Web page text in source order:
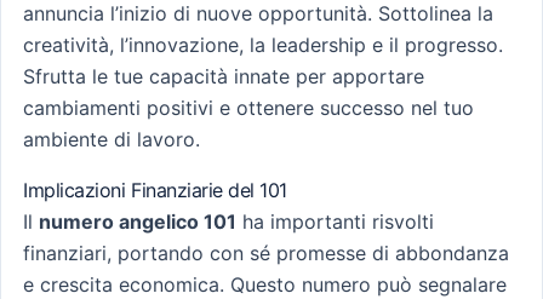
annuncia l’inizio di nuove opportunità. Sottolinea la
creatività, l’innovazione, la leadership e il progresso.
Sfrutta le tue capacità innate per apportare
cambiamenti positivi e ottenere successo nel tuo
ambiente di lavoro.
Implicazioni Finanziarie del 101
Il numero angelico 101 ha importanti risvolti
finanziari, portando con sé promesse di abbondanza
e crescita economica. Questo numero può segnalare